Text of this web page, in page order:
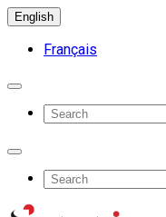
English
Français